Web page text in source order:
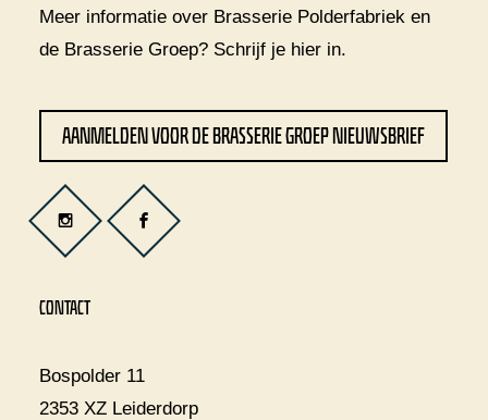
Meer informatie over Brasserie Polderfabriek en
de Brasserie Groep? Schrijf je hierin.
AANMELDEN VOOR DE BRASSERIE GROEP NIEUWSBRIEF
CONTACT
Bospolder 11
2353 XZ Leiderdorp